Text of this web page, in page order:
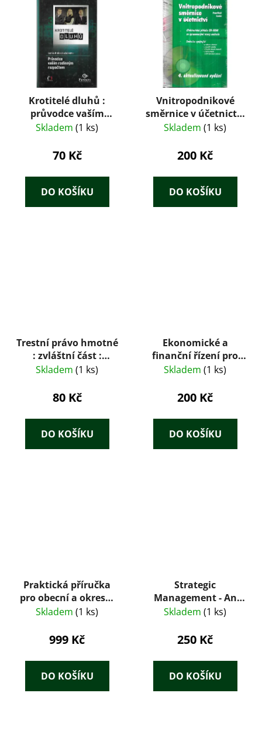
Krotitelé dluhů :
průvodce vaším
rodinným rozpočtem
Skladem (1 ks)
70 Kč
DO KOŠÍKU
Vnitropodnikové
směrnice v účetnictví
+ CD
Skladem (1 ks)
200 Kč
DO KOŠÍKU
Trestní právo hmotné
: zvláštní část :
(vybrané skutkové
činů zvláštní části
související i
nekorespondující
Skladem (1 ks)
80 Kč
DO KOŠÍKU
Ekonomické a
finanční řízení pro
neekonomy
Skladem (1 ks)
200 Kč
DO KOŠÍKU
Praktická příručka
pro obecní a okresní
funkcionáře - výklad
všech oborů
okresní s pokyny a
vzorci
Skladem (1 ks)
999 Kč
DO KOŠÍKU
Strategic
Management - An
Integrated Approach
Skladem (1 ks)
250 Kč
DO KOŠÍKU